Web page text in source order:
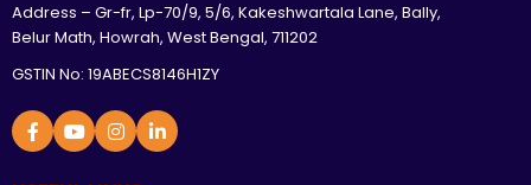
Address – Gr-fr, Lp-70/9, 5/6, Kakeshwartala Lane, Bally,
Belur Math, Howrah, West Bengal, 711202
GSTIN No: 19ABECS8146H1ZY